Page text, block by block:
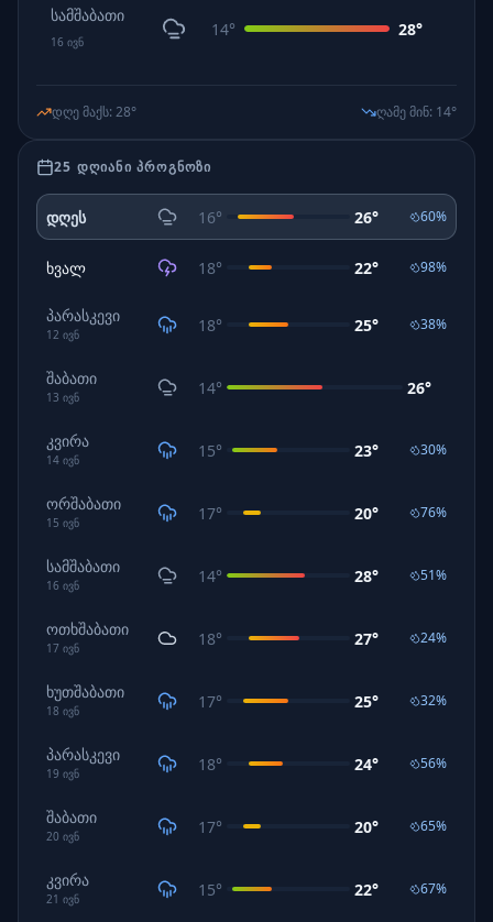
სამშაბათი
16 ივნ
14° 28°
დღე მაქს: 28° ღამე მინ: 14°
25 ᲓᲦᲘᲐᲜᲘ ᲞᲠᲝᲒᲜᲝᲖᲘ
დღეს 16° 26° 60%
ხვალ 18° 22° 98%
პარასკევი
12 ივნ 18° 25° 38%
შაბათი
13 ივნ 14° 26°
კვირა
14 ივნ 15° 23° 30%
ორშაბათი
15 ივნ 17° 20° 76%
სამშაბათი
16 ივნ 14° 28° 51%
ოთხშაბათი
17 ივნ 18° 27° 24%
ხუთშაბათი
18 ივნ 17° 25° 32%
პარასკევი
19 ივნ 18° 24° 56%
შაბათი
20 ივნ 17° 20° 65%
კვირა
21 ივნ 15° 22° 67%